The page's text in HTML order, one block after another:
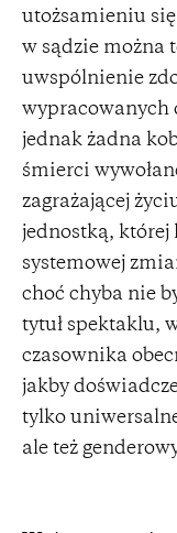
utożsamieniu się
w sądzie można
uwspólnienie
wypracowanych
jednak żadna
śmierci
zagrażającej
jednostką, której
systemowej
choć chyba nie
tytuł spektaklu,
czasownika
jakby
tylko
ale też